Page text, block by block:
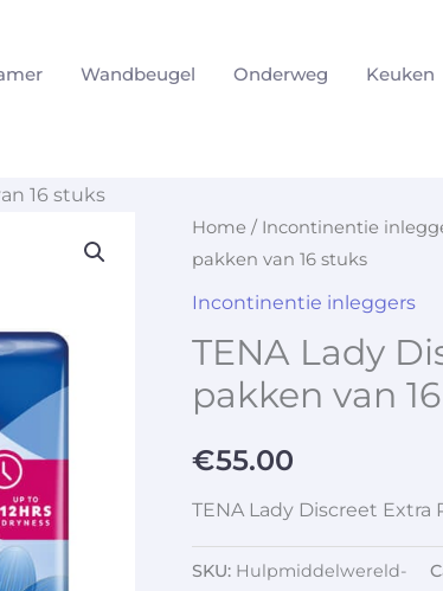
Wandbeugel Onderweg Keuken
16 stuks
Home / Incontinentie
pakken van 16 stuks
Incontinentie inleggers
TENA Lady
pakken van
€55.00
TENA Lady Discreet Extra
SKU: Hulpmiddelwereld-